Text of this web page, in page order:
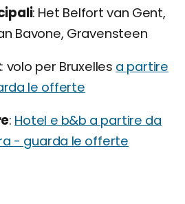
Het Belfort van Gent,
Bavone, Gravensteen
volo per Bruxelles a partire
le offerte
Hotel e b&b a partire da
- guarda le offerte